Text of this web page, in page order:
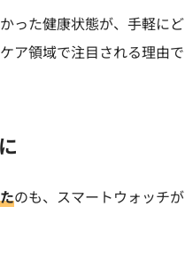
った健康状態が、手軽にど
ア領域で注目される理由で
のも、スマートウォッチが